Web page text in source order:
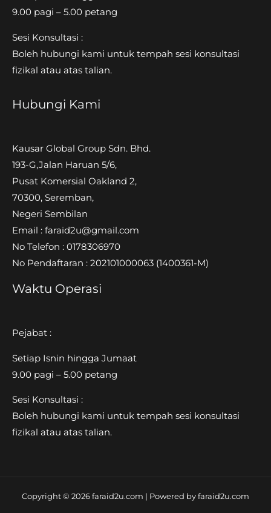
9.00 pagi – 5.00 petang
Sesi Konsultasi :
Boleh hubungi kami untuk tempah sesi konsultasi
fizikal atau atas talian.
Hubungi Kami
Kausar Global Group Sdn. Bhd.
193-G,Jalan Haruan 5/6,
Pusat Komersial Oakland 2,
70300, Seremban,
Negeri Sembilan
Email : faraid2u@gmail.com
No Telefon : 0178306970
No Pendaftaran : 202101000063 (1400361-M)
Waktu Operasi
Pejabat :
Setiap Isnin hingga Jumaat
9.00 pagi – 5.00 petang
Sesi Konsultasi :
Boleh hubungi kami untuk tempah sesi konsultasi
fizikal atau atas talian.
Copyright © 2026 faraid2u.com | Powered by faraid2u.com